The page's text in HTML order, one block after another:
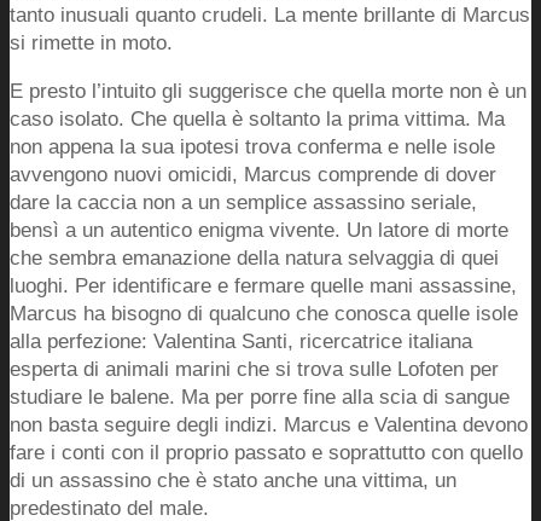
tanto inusuali quanto crudeli. La mente brillante di Marcus
si rimette in moto.
E presto l’intuito gli suggerisce che quella morte non è un
caso isolato. Che quella è soltanto la prima vittima. Ma
non appena la sua ipotesi trova conferma e nelle isole
avvengono nuovi omicidi, Marcus comprende di dover
dare la caccia non a un semplice assassino seriale,
bensì a un autentico enigma vivente. Un latore di morte
che sembra emanazione della natura selvaggia di quei
luoghi. Per identificare e fermare quelle mani assassine,
Marcus ha bisogno di qualcuno che conosca quelle isole
alla perfezione: Valentina Santi, ricercatrice italiana
esperta di animali marini che si trova sulle Lofoten per
studiare le balene. Ma per porre fine alla scia di sangue
non basta seguire degli indizi. Marcus e Valentina devono
fare i conti con il proprio passato e soprattutto con quello
di un assassino che è stato anche una vittima, un
predestinato del male.